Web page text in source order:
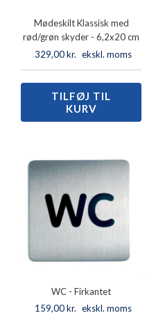
Mødeskilt Klassisk med
rød/grøn skyder - 6,2x20 cm
329,00kr. ekskl. moms
Mødeskilt
Klassisk
med
-
6,2x20
antal
TILFØJ TIL
KURV
WC - Firkantet
159,00kr. ekskl. moms